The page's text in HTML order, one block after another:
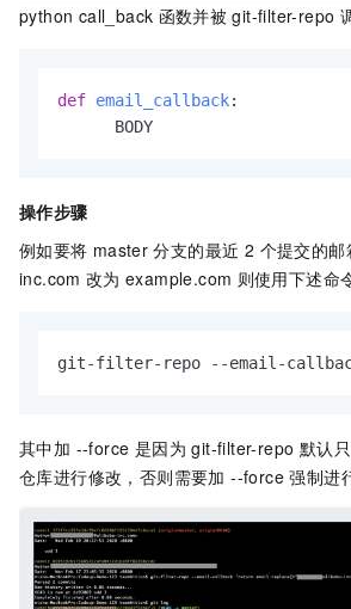
python call_back 函数并被 git-filter-repo
def email_callback:
      BODY
操作步骤
例如要将 master 分支的最近 2 个提交的邮
inc.com 改为 example.com 则使用下述命
git-filter-repo --email-
其中加 --force 是因为 git-filter-repo 默认
仓库进行修改，否则需要加 --force 强制进